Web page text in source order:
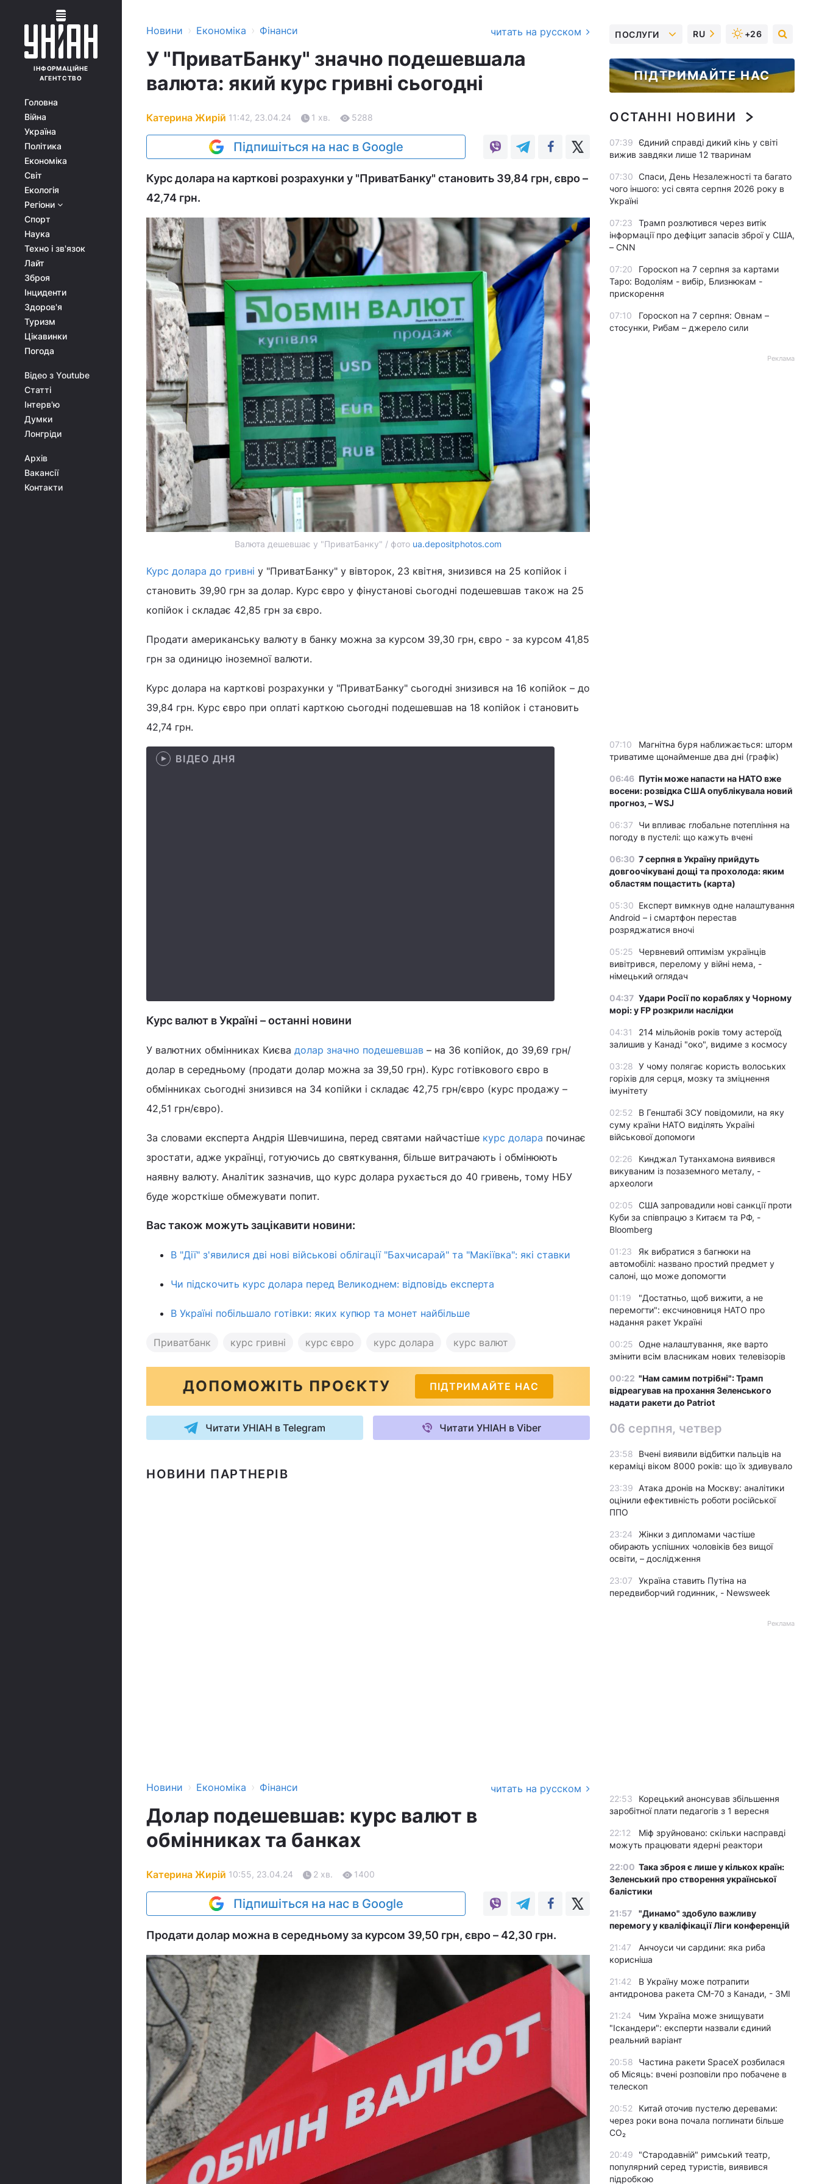
ІНФОРМАЦІЙНЕ
АГЕНТСТВО
Головна
Війна
Україна
Політика
Економіка
Світ
Екологія
Регіони
Спорт
Наука
Техно і зв'язок
Лайт
Зброя
Інциденти
Здоров'я
Туризм
Цікавинки
Погода
Відео з Youtube
Статті
Інтерв'ю
Думки
Лонгріди
Архів
Вакансії
Контакти
Новини › Економіка › Фінанси читать на русском
У "ПриватБанку" значно подешевшала
валюта: який курс гривні сьогодні
Катерина Жирій 11:42, 23.04.24 1 хв. 5288
Підпишіться на нас в Google
Курс долара на карткові розрахунки у "ПриватБанку" становить 39,84 грн, євро –
42,74 грн.
Валюта дешевшає у "ПриватБанку" / фото ua.depositphotos.com
Курс долара до гривні у "ПриватБанку" у вівторок, 23 квітня, знизився на 25 копійок і
становить 39,90 грн за долар. Курс євро у фінустанові сьогодні подешевшав також на 25
копійок і складає 42,85 грн за євро.
Продати американську валюту в банку можна за курсом 39,30 грн, євро - за курсом 41,85
грн за одиницю іноземної валюти.
Курс долара на карткові розрахунки у "ПриватБанку" сьогодні знизився на 16 копійок – до
39,84 грн. Курс євро при оплаті карткою сьогодні подешевшав на 18 копійок і становить
42,74 грн.
ВІДЕО ДНЯ
Курс валют в Україні – останні новини
У валютних обмінниках Києва долар значно подешевшав – на 36 копійок, до 39,69 грн/
долар в середньому (продати долар можна за 39,50 грн). Курс готівкового євро в
обмінниках сьогодні знизився на 34 копійки і складає 42,75 грн/євро (курс продажу –
42,51 грн/євро).
За словами експерта Андрія Шевчишина, перед святами найчастіше курс долара починає
зростати, адже українці, готуючись до святкування, більше витрачають і обмінюють
наявну валюту. Аналітик зазначив, що курс долара рухається до 40 гривень, тому НБУ
буде жорсткіше обмежувати попит.
Вас також можуть зацікавити новини:
В "Дії" з'явилися дві нові військові облігації "Бахчисарай" та "Макіївка": які ставки
Чи підскочить курс долара перед Великоднем: відповідь експерта
В Україні побільшало готівки: яких купюр та монет найбільше
Приватбанк курс гривні курс євро курс долара курс валют
ДОПОМОЖІТЬ ПРОЄКТУ ПІДТРИМАЙТЕ НАС
Читати УНІАН в Telegram Читати УНІАН в Viber
НОВИНИ ПАРТНЕРІВ
Новини › Економіка › Фінанси читать на русском
Долар подешевшав: курс валют в
обмінниках та банках
Катерина Жирій 10:55, 23.04.24 2 хв. 1400
Підпишіться на нас в Google
Продати долар можна в середньому за курсом 39,50 грн, євро – 42,30 грн.
ПОСЛУГИ RU +26
ПІДТРИМАЙТЕ НАС
ОСТАННІ НОВИНИ
07:39 Єдиний справді дикий кінь у світі
вижив завдяки лише 12 тваринам
07:30 Спаси, День Незалежності та багато
чого іншого: усі свята серпня 2026 року в
Україні
07:23
Трамп розлютився через витік
інформації про дефіцит запасів зброї у США,
– CNN
07:20
Гороскоп на 7 серпня за картами
Таро: Водоліям - вибір, Близнюкам -
прискорення
07:10
Гороскоп на 7 серпня: Овнам –
стосунки, Рибам – джерело сили
Реклама
07:10
Магнітна буря наближається: шторм
триватиме щонайменше два дні (графік)
06:46 Путін може напасти на НАТО вже
восени: розвідка США опублікувала новий
прогноз, – WSJ
06:37
Чи впливає глобальне потепління на
погоду в пустелі: що кажуть вчені
06:30 7 серпня в Україну прийдуть
довгоочікувані дощі та прохолода: яким
областям пощастить (карта)
05:30 Експерт вимкнув одне налаштування
Android – і смартфон перестав
розряджатися вночі
05:25
Червневий оптимізм українців
вивітрився, перелому у війні нема, -
німецький оглядач
04:37 Удари Росії по кораблях у Чорному
морі: у FP розкрили наслідки
04:31
214 мільйонів років тому астероїд
залишив у Канаді "око", видиме з космосу
03:28 У чому полягає користь волоських
горіхів для серця, мозку та зміцнення
імунітету
02:52
В Генштабі ЗСУ повідомили, на яку
суму країни НАТО виділять Україні
військової допомоги
02:26
Кинджал Тутанхамона виявився
викуваним із позаземного металу, -
археологи
02:05 США запровадили нові санкції проти
Куби за співпрацю з Китаєм та РФ, -
Bloomberg
01:23
Як вибратися з багнюки на
автомобілі: названо простий предмет у
салоні, що може допомогти
01:19
"Достатньо, щоб вижити, а не
перемогти": ексчиновниця НАТО про
надання ракет Україні
00:25 Одне налаштування, яке варто
змінити всім власникам нових телевізорів
00:22 "Нам самим потрібні": Трамп
відреагував на прохання Зеленського
надати ракети до Patriot
06 серпня, четвер
23:58
Вчені виявили відбитки пальців на
кераміці віком 8000 років: що їх здивувало
23:39
Атака дронів на Москву: аналітики
оцінили ефективність роботи російської
ППО
23:24
Жінки з дипломами частіше
обирають успішних чоловіків без вищої
освіти, – дослідження
23:07
Україна ставить Путіна на
передвиборчий годинник, - Newsweek
Реклама
22:53
Корецький анонсував збільшення
заробітної плати педагогів з 1 вересня
22:12
Міф зруйновано: скільки насправді
можуть працювати ядерні реактори
22:00 Така зброя є лише у кількох країн:
Зеленський про створення української
балістики
21:57
"Динамо" здобуло важливу
перемогу у кваліфікації Ліги конференцій
21:47
Анчоуси чи сардини: яка риба
корисніша
21:42
В Україну може потрапити
антидронова ракета CM-70 з Канади, - ЗМІ
21:24
Чим Україна може знищувати
"Іскандери": експерти назвали єдиний
реальний варіант
20:58
Частина ракети SpaceX розбилася
об Місяць: вчені розповіли про побачене в
телескоп
20:52
Китай оточив пустелю деревами:
через роки вона почала поглинати більше
CO₂
20:49
"Стародавній" римський театр,
популярний серед туристів, виявився
підробкою